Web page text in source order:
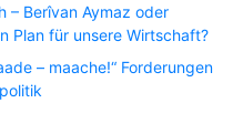
– Berîvan Aymaz oder
Plan für unsere Wirtschaft?
– maache!“ Forderungen